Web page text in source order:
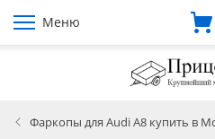
Меню
Фаркопы для Audi A8 купить в